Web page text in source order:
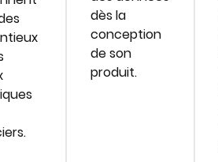
dès la
conception
de son
produit.